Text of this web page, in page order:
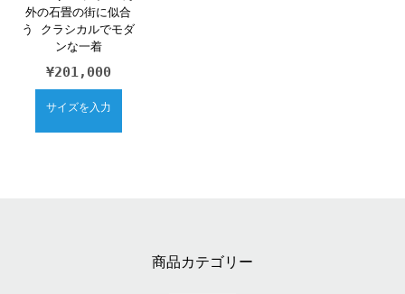
外の石畳の街に似合
う クラシカルでモダ
ンな一着
¥201,000
サイズを入力
商品カテゴリー